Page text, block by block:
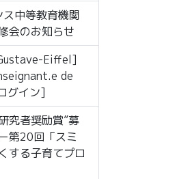
中等教育機関
会のお知らせ
Eiffel]
de
グイン]
究者奨励賞”募
第20回「スミ
する子育てプロ